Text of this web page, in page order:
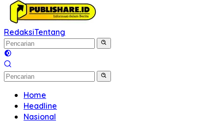
RedaksiTentang
Home
Headline
Nasional